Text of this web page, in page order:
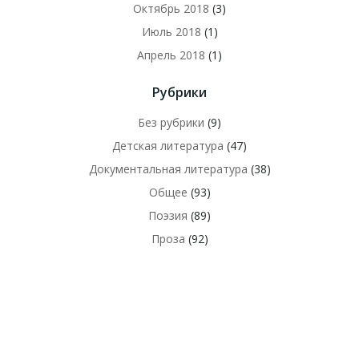
Октябрь 2018 (3)
Июль 2018 (1)
Апрель 2018 (1)
Рубрики
Без рубрики (9)
Детская литература (47)
Документальная литература (38)
Общее (93)
Поэзия (89)
Проза (92)